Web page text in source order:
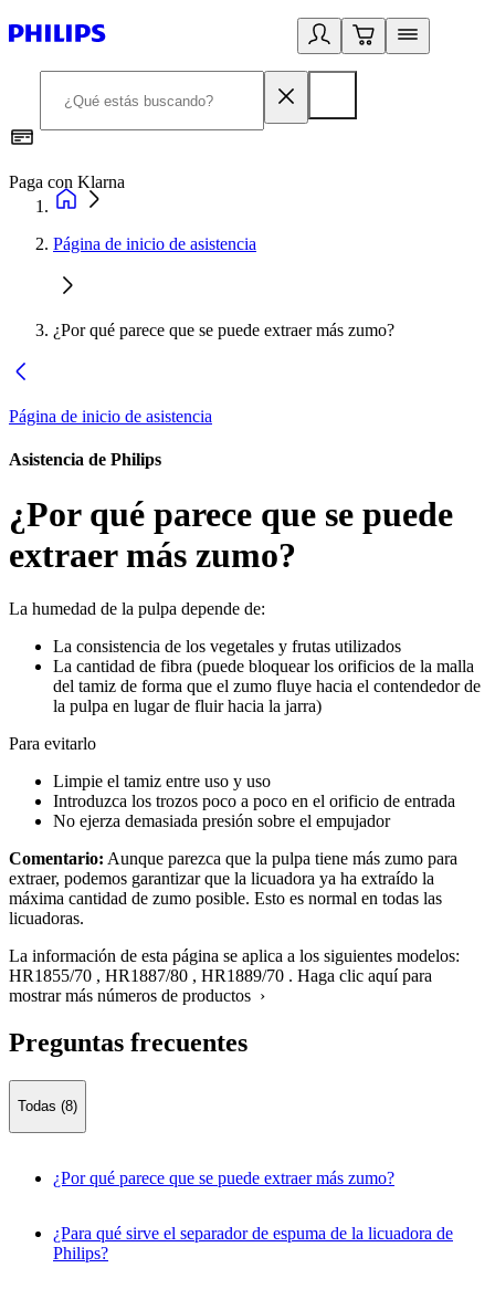
Paga con Klarna
Página de inicio de asistencia
¿Por qué parece que se puede extraer más zumo?
Página de inicio de asistencia
Asistencia de Philips
¿Por qué parece que se puede
extraer más zumo?
La humedad de la pulpa depende de:
La consistencia de los vegetales y frutas utilizados
La cantidad de fibra (puede bloquear los orificios de la malla
del tamiz de forma que el zumo fluye hacia el contendedor de
la pulpa en lugar de fluir hacia la jarra)
Para evitarlo
Limpie el tamiz entre uso y uso
Introduzca los trozos poco a poco en el orificio de entrada
No ejerza demasiada presión sobre el empujador
Comentario: Aunque parezca que la pulpa tiene más zumo para
extraer, podemos garantizar que la licuadora ya ha extraído la
máxima cantidad de zumo posible. Esto es normal en todas las
licuadoras.
La información de esta página se aplica a los siguientes modelos:
HR1855/70 , HR1887/80 , HR1889/70 . Haga clic aquí para
mostrar más números de productos ›
Preguntas frecuentes
Todas (8)
¿Por qué parece que se puede extraer más zumo?
¿Para qué sirve el separador de espuma de la licuadora de
Philips?